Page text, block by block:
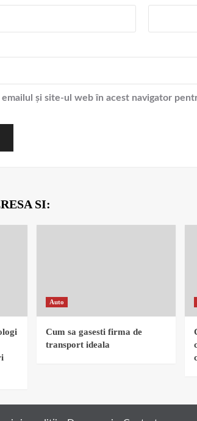
emailul și site-ul web în acest navigator
SI:
Auto
Cum sa gasesti firma de
transport ideala